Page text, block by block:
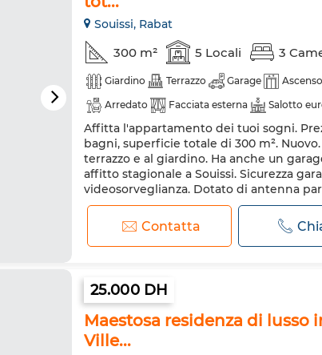
Souissi, Rabat
300 m² 5 Locali 3
Giardino Terrazzo Garage
Arredato
Facciata esterna Salotto
Aria condizionata
Riscaldamento
Porta rinforzata
Cucina attrezzata
Forno a microonde
Internet
Affitta l'appartamento dei tuoi sogni.
bagni, superficie totale di 300 m².
terrazzo e al giardino. Ha anche un
affitto stagionale a Souissi. Sicurezza
videosorveglianza. Dotato di antenna
tra cui il condizionatore. Servizio di
Contatta
25.000 DH
Maestosa residenza di lusso
Ville...